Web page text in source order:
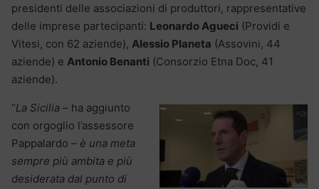
presidenti delle associazioni di produttori, rappresentative
delle imprese partecipanti: Leonardo Agueci (Providi e
Vitesi, con 62 aziende), Alessio Planeta (Assovini, 44
aziende) e Antonio Benanti (Consorzio Etna Doc, 41
aziende).
“La Sicilia – ha aggiunto
con orgoglio l’assessore
Pappalardo – è una meta
sempre più ambita e più
desiderata dal punto di